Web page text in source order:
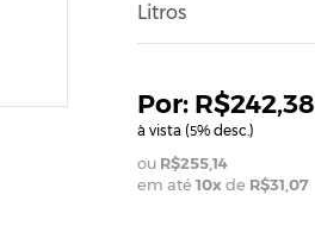
Litros
R$242,38
à vista (5% desc.)
R$255,14
em até 10xde R$31,07